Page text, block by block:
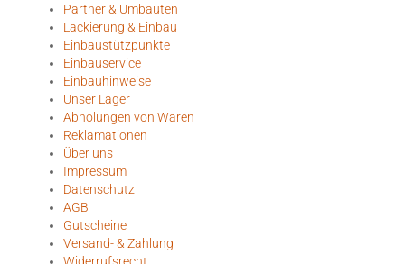
Partner & Umbauten
Lackierung & Einbau
Einbaustützpunkte
Einbauservice
Einbauhinweise
Unser Lager
Abholungen von Waren
Reklamationen
Über uns
Impressum
Datenschutz
AGB
Gutscheine
Versand- & Zahlung
Widerrufsrecht